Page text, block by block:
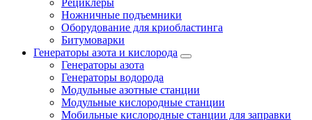
Ножничные подъемники
Оборудование для криобластинга
Битумоварки
Генераторы азота и кислорода
Генераторы азота
Генераторы водорода
Модульные азотные станции
Модульные кислородные станции
Мобильные кислородные станции для заправки